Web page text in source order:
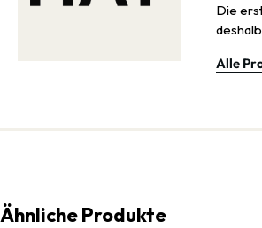
Die
Alle
Ähnliche Produkte